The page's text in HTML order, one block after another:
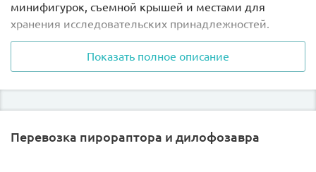
минифигурок, съемной крышей и местами для
хранения исследовательских принадлежностей.
В комплекте есть дерево со смотровой площадкой,
откуда Бен и Сэмми могут наблюдать за динозаврами,
не привлекая их внимание! А еще маленький трейлер
образцы и делать удивительные открытия о жизни
Показать полное описание
Перевозка пирораптора и дилофозавра